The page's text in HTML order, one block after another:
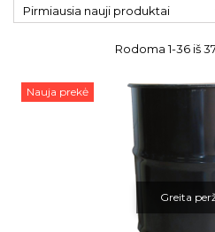
Pirmiausia nauji produktai
Rodoma 1-36 iš
Nauja prekė
Greita